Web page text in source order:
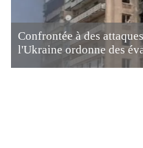
Confrontée à des
l'Ukraine ordonne des